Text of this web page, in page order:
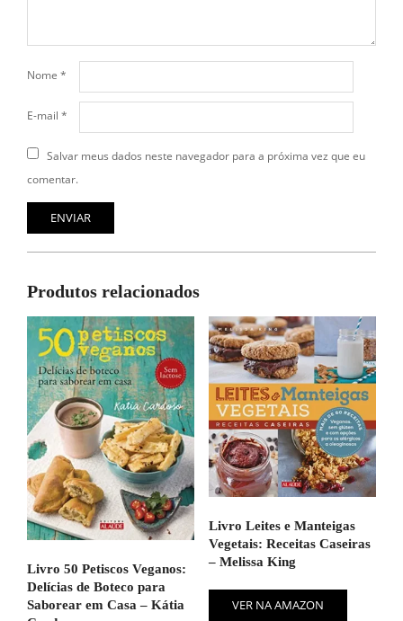
Nome *
E-mail *
Salvar meus dados neste navegador para a próxima vez que eu
comentar.
Produtos relacionados
Livro 50 Petiscos Veganos:
Delícias de Boteco para
Saborear em Casa – Kátia
Livro Leites e Manteigas
Vegetais: Receitas Caseiras
– Melissa King
VER NA AMAZON